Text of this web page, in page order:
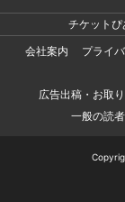
チケットぴ
会社案内
プライ
広告出稿・お取
一般の読